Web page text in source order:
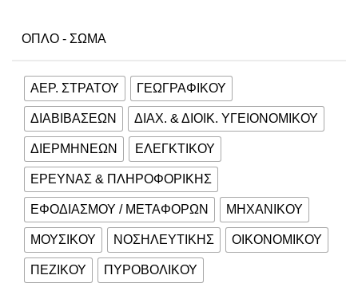
ΌΠΛΟ - ΣΏΜΑ
ΑΕΡ. ΣΤΡΑΤΟΥ ΓΕΩΓΡΑΦΙΚΟΥ
ΔΙΑΒΙΒΑΣΕΩΝ ΔΙΑΧ. & ΔΙΟΙΚ. ΥΓΕΙΟΝΟΜΙΚΟΥ
ΔΙΕΡΜΗΝΕΩΝ ΕΛΕΓΚΤΙΚΟΥ
ΕΡΕΥΝΑΣ & ΠΛΗΡΟΦΟΡΙΚΗΣ
ΕΦΟΔΙΑΣΜΟΥ / ΜΕΤΑΦΟΡΩΝ ΜΗΧΑΝΙΚΟΥ
ΜΟΥΣΙΚΟΥ ΝΟΣΗΛΕΥΤΙΚΗΣ ΟΙΚΟΝΟΜΙΚΟΥ
ΠΕΖΙΚΟΥ ΠΥΡΟΒΟΛΙΚΟΥ